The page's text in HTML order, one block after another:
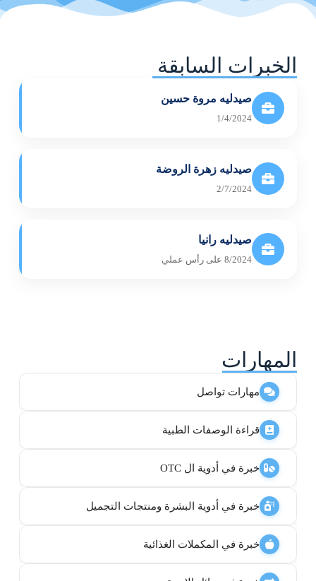
الخبرات السابقة
صيدليه مروة حسين
1/4/2024
صيدليه زهرة الروضة
2/7/2024
صيدليه رانيا
8/2024 على رأس عملي
المهارات
مهارات تواصل
قراءة الوصفات الطبية
خبرة في أدوية ال OTC
خبرة في أدوية البشرة ومنتجات التجميل
خبرة في المكملات الغذائية